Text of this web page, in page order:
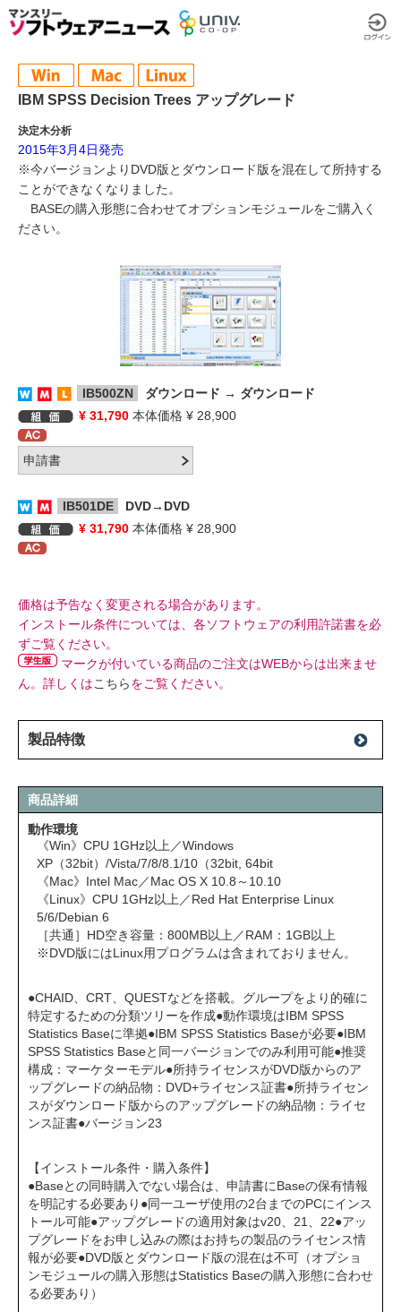
IBM SPSS Decision Trees アップグレード
決定木分析
2015年3月4日発売
※今バージョンよりDVD版とダウンロード版を混在して所持する
ことができなくなりました。
BASEの購入形態に合わせてオプションモジュールをご購入く
ださい。
IB500ZN
ダウンロード → ダウンロード
¥ 31,790 本体価格 ¥ 28,900
IB501DE
DVD→DVD
¥ 31,790 本体価格 ¥ 28,900
価格は予告なく変更される場合があります。
インストール条件については、各ソフトウェアの利用許諾書を必
ずご覧ください。
マークが付いている商品のご注文はWEBからは出来ませ
ん。詳しくはこちらをご覧ください。
製品特徴
商品詳細
動作環境
《Win》CPU 1GHz以上／Windows
XP（32bit）/Vista/7/8/8.1/10（32bit, 64bit
《Mac》Intel Mac／Mac OS X 10.8～10.10
《Linux》CPU 1GHz以上／Red Hat Enterprise Linux
5/6/Debian 6
［共通］HD空き容量：800MB以上／RAM：1GB以上
※DVD版にはLinux用プログラムは含まれておりません。
●CHAID、CRT、QUESTなどを搭載。グループをより的確に
特定するための分類ツリーを作成●動作環境はIBM SPSS
Statistics Baseに準拠●IBM SPSS Statistics Baseが必要●IBM
SPSS Statistics Baseと同一バージョンでのみ利用可能●推奨
構成：マーケターモデル●所持ライセンスがDVD版からのア
ップグレードの納品物：DVD+ライセンス証書●所持ライセン
スがダウンロード版からのアップグレードの納品物：ライセ
ンス証書●バージョン23
【インストール条件・購入条件】
●Baseとの同時購入でない場合は、申請書にBaseの保有情報
を明記する必要あり●同一ユーザ使用の2台までのPCにインス
トール可能●アップグレードの適用対象はv20、21、22●アッ
プグレードをお申し込みの際はお持ちの製品のライセンス情
報が必要●DVD版とダウンロード版の混在は不可（オプショ
ンモジュールの購入形態はStatistics Baseの購入形態に合わせ
る必要あり）